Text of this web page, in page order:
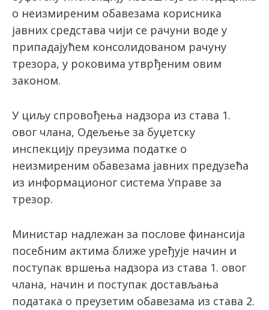
о неизмиреним обавезама корисника
јавних средстава чији се рачуни воде у
припадајућем консолидованом рачуну
трезора, у роковима утврђеним овим
законом.
У циљу спровођења надзора из става 1.
овог члана, Одељење за буџетску
инспекцију преузима податке о
неизмиреним обавезама јавних предузећа
из информационог система Управе за
трезор.
Министар надлежан за послове финансија
посебним актима ближе уређује начин и
поступак вршења надзора из става 1. овог
члана, начин и поступак достављања
података о преузетим обавезама из става 2.